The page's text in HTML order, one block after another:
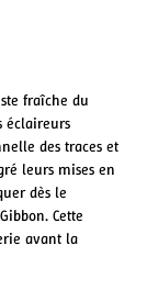
fraîche du
éclaireurs
des traces et
leurs mises en
dès le
Cette
avant la